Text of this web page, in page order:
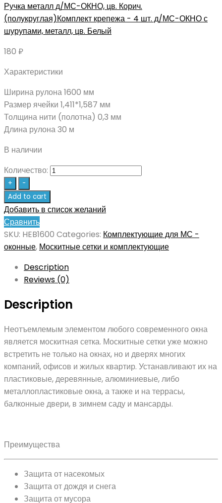
Ручка металл д/МС-ОКНО, цв. Корич.
(полукруглая)Комплект крепежа - 4 шт. д/МС-ОКНО с
шурупами, металл, цв. Белый
180 ₽
Характеристики
Ширина рулона 1600 мм
Размер ячейки 1,411*1,587 мм
Толщина нити (полотна) 0,3 мм
Длина рулона 30 м
В наличии
Количество:
+
-
Add to cart
Добавить в список желаний
Сравнить
SKU: HEB1600 Categories: Комплектующие для МС -
оконные, Москитные сетки и комплектующие
Description
Reviews (0)
Description
Неотъемлемым элементом любого современного окна
является москитная сетка. Москитные сетки уже можно
встретить не только на окнах, но и дверях многих
компаний, офисов и жилых квартир. Устанавливают их на
пластиковые, деревянные, алюминиевые, либо
металлопластиковые окна, а также и на террасы,
балконные двери, в зимнем саду и мансарды.
Преимущества
Защита от насекомых
Защита от дождя и снега
Защита от мусора